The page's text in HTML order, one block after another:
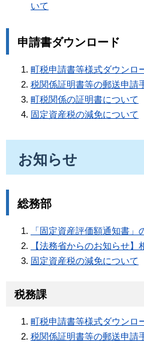
いて
申請書ダウンロード
町税申請書等様式ダウンロ
税関係証明書等の郵送申請
町税関係の証明書について
固定資産税の減免について
お知らせ
総務部
「固定資産評価額通知書」
【法務省からのお知らせ
固定資産税の減免について
税務課
町税申請書等様式ダウンロ
税関係証明書等の郵送申請